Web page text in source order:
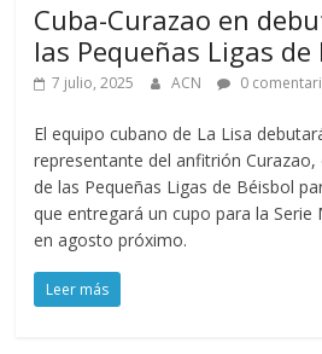
Cuba-Curazao en
las Pequeñas Ligas de
7 julio, 2025 ACN 0
El equipo cubano de La Lisa
representante del anfitrión
de las Pequeñas Ligas de Béisbol
que entregará un cupo para la Serie
en agosto próximo.
Leer más